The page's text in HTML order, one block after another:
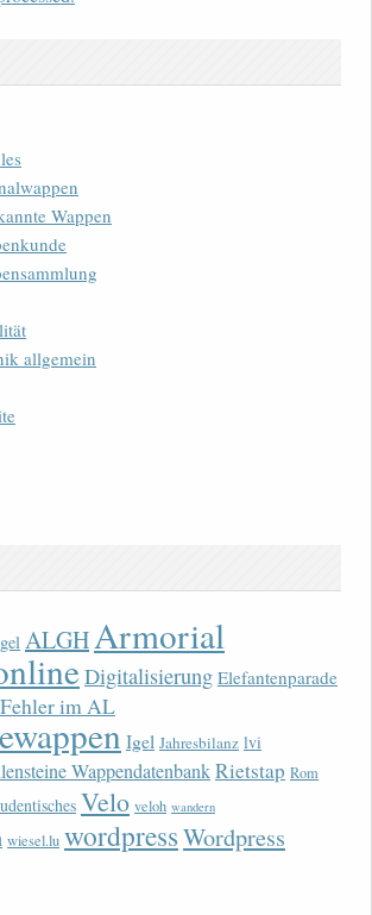
Wappen
allgemein
ALGH Armorial
Digitalisierung Elefantenparade
Fehler im AL
Igel Jahresbilanz lvi
WappendatenbankRietstap Rom
Velo veloh wandern
wiesel.lu wordpressWordpress